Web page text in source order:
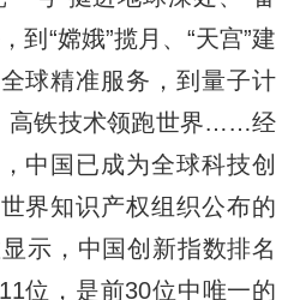
到“嫦娥”揽月、“天宫”建
球精准服务，到量子计
高铁技术领跑世界……经
中国已成为全球科技创
界知识产权组织公布的
示，中国创新指数排名
位，是前30位中唯一的